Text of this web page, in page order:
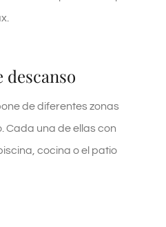
descanso
de diferentes zonas
Cada una de ellas con
cocina o el patio